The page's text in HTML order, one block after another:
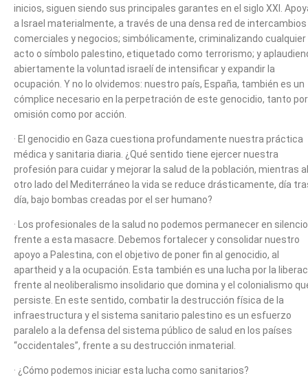
inicios, siguen siendo sus principales garantes en el siglo XXI.
a Israel materialmente, a través de una densa red de intercambios
comerciales y negocios; simbólicamente, criminalizando cualquier
acto o símbolo palestino, etiquetado como terrorismo; y
abiertamente la voluntad israelí de intensificar y expandir la
ocupación. Y no lo olvidemos: nuestro país, España, también es un
cómplice necesario en la perpetración de este genocidio, tanto por
omisión como por acción.
· El genocidio en Gaza cuestiona profundamente nuestra práctica
médica y sanitaria diaria. ¿Qué sentido tiene ejercer nuestra
profesión para cuidar y mejorar la salud de la población, mientras al
otro lado del Mediterráneo la vida se reduce drásticamente, día
día, bajo bombas creadas por el ser humano?
· Los profesionales de la salud no podemos permanecer en silencio
frente a esta masacre. Debemos fortalecer y consolidar nuestro
apoyo a Palestina, con el objetivo de poner fin al genocidio, al
apartheid y a la ocupación. Esta también es una lucha por la
frente al neoliberalismo insolidario que domina y el colonialismo
persiste. En este sentido, combatir la destrucción física de la
infraestructura y el sistema sanitario palestino es un esfuerzo
paralelo a la defensa del sistema público de salud en los países
“occidentales”, frente a su destrucción inmaterial.
· ¿Cómo podemos iniciar esta lucha como sanitarios?